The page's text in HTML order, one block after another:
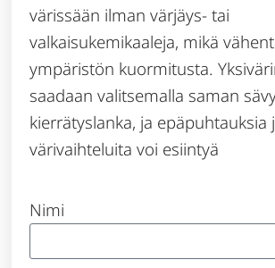
värissään ilman värjäys- tai
valkaisukemikaaleja, mikä
ympäristön kuormitusta.
saadaan valitsemalla saman
kierrätyslanka, ja epäpuhtauksia
värivaihteluita voi esiintyä
Nimi